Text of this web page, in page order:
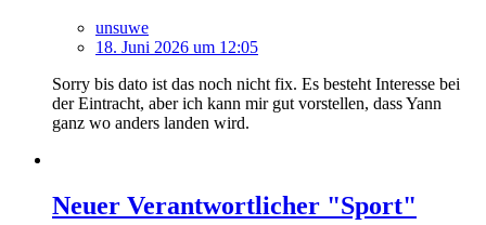
unsuwe
18. Juni 2026 um 12:05
Sorry bis dato ist das noch nicht fix. Es besteht Interesse bei
der Eintracht, aber ich kann mir gut vorstellen, dass Yann
ganz wo anders landen wird.
Neuer Verantwortlicher "Sport"